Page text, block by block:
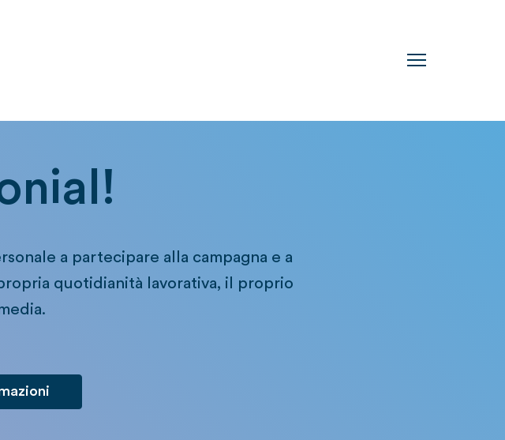
a partecipare alla campagna e a
quotidianità lavorativa, il proprio